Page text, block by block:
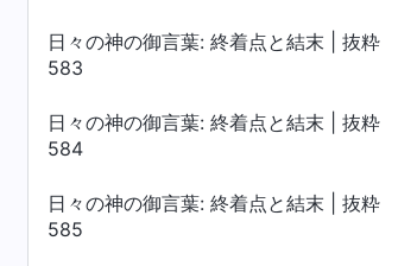
日々の神の御言葉: 終着点と結末 | 抜粋
583
日々の神の御言葉: 終着点と結末 | 抜粋
584
日々の神の御言葉: 終着点と結末 | 抜粋
585